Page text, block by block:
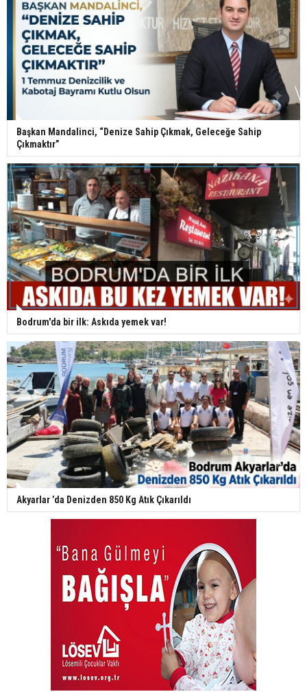
Başkan Mandalinci, “Denize Sahip Çıkmak, Geleceğe Sahip
Çıkmaktır”
Bodrum'da bir ilk: Askıda yemek var!
Akyarlar ’da Denizden 850 Kg Atık Çıkarıldı